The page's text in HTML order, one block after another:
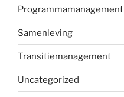
Programmamanagement
Samenleving
Transitiemanagement
Uncategorized